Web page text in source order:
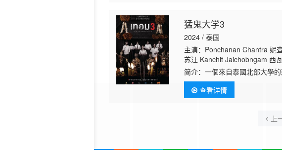
猛鬼大学3
2024 / 泰国
主演：Ponchanan Chantra 妮
苏汪 Kanchit Jaichobngam 西
塔拉刚普 Nantawan
塔 Apirak Saennam Attapon
简介：一個來自泰國北部大學
刻來臨了。 大學生小葛非常
撫她的情緒，請求小
查看详情
上